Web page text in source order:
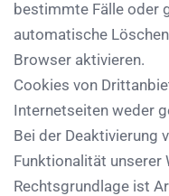
bestimmte Fälle oder
automatische
Browser aktivieren.
Cookies von
Internetseiten weder
Bei der Deaktivierung
Funktionalität unserer
Rechtsgrundlage ist